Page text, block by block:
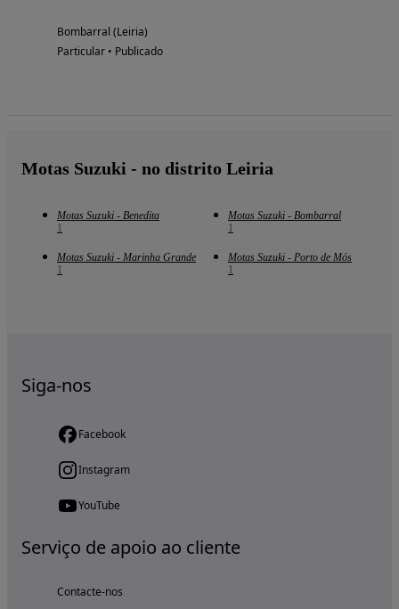
Bombarral (Leiria)
Particular • Publicado
Motas Suzuki - no distrito Leiria
Motas Suzuki - Benedita
1
Motas Suzuki - Bombarral
1
Motas Suzuki - Marinha Grande
1
Motas Suzuki - Porto de Mós
1
Siga-nos
Facebook
Instagram
YouTube
Serviço de apoio ao cliente
Contacte-nos